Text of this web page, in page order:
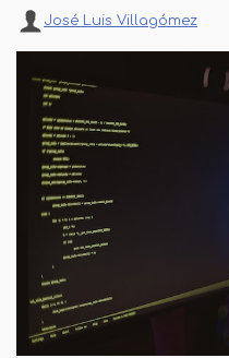
José Luis Villagómez